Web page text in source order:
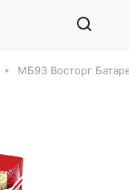
МБ93 Восторг